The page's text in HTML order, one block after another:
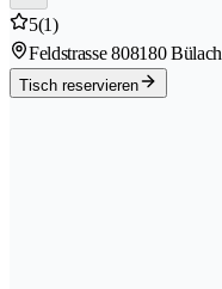
5(1)
Feldstrasse 808180 Bülach
Tisch reservieren